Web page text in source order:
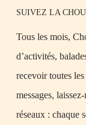
SUIVEZ LA
Tous les mois,
d’activités,
recevoir toutes
messages,
réseaux : chaque